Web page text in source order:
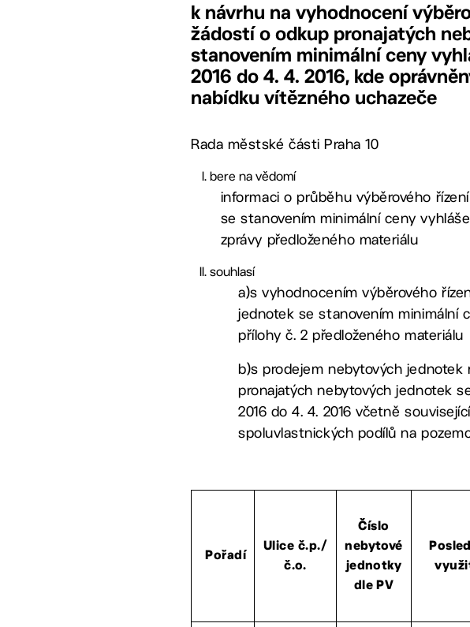
k návrhu na vyhodnocení
žádostí o odkup pronajatých
stanovením minimální ceny
2016 do 4. 4. 2016, kde
nabídku vítězného uchazeče
Rada městské části Praha 10
bere na vědomí
informaci o průběhu výběrového
se stanovením minimální ceny
zprávy předloženého materiálu
souhlasí
a)s vyhodnocením výběrového
jednotek se stanovením minimální
přílohy č. 2 předloženého materiálu
b)s prodejem nebytových jednotek
pronajatých nebytových jednotek
2016 do 4. 4. 2016 včetně
spoluvlastnických podílů na
Pořadí
Ulice č.p./
č.o.
Číslo
nebytové
jednotky
dle PV